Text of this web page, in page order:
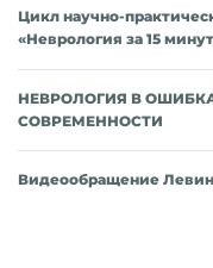
Цикл научно-
«Неврология за 15
НЕВРОЛОГИЯ В
СОВРЕМЕННОСТИ
Видеообращение